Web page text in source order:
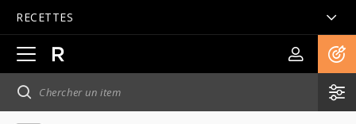
RECETTES
Ouvrir
la
navigation
principale